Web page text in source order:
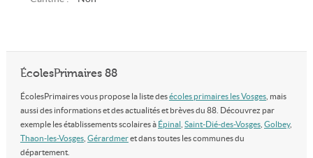
ÉcolesPrimaires 88
ÉcolesPrimaires vous propose la liste desécoles primaires les Vosges, mais
aussi des informations et des actualités et brèves du 88. Découvrez par
exemple les établissements scolaires à Épinal Saint-Dié-des-Vosges, Golbey,
Thaon-les-Vosges, Gérardmeret dans toutes les communes du
département.